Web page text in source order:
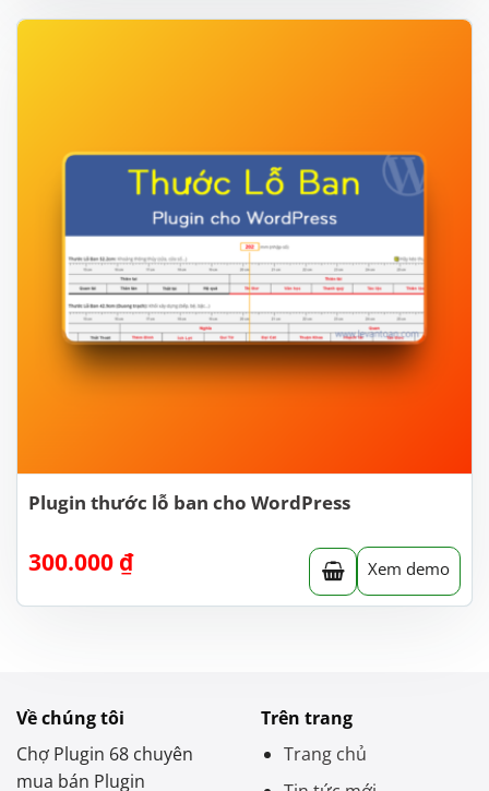
Plugin thước lỗ ban cho WordPress
300.000 ₫ Xem demo
Về chúng tôi
Chợ Plugin 68 chuyên
mua bán Plugin
Trên trang
Trang chủ